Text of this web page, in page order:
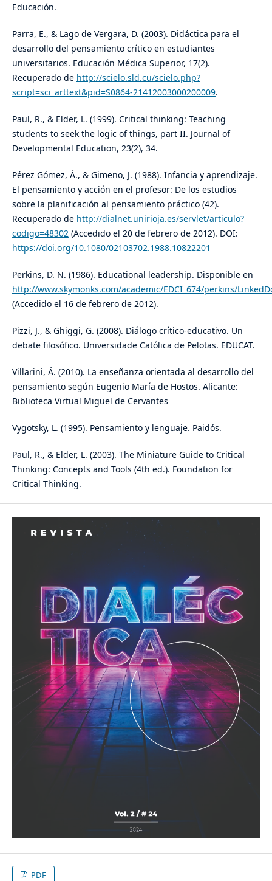
Educación.
Parra, E., & Lago de Vergara, D. (2003). Didáctica para el
desarrollo del pensamiento crítico en estudiantes
universitarios. Educación Médica Superior, 17(2).
Recuperado de http://scielo.sld.cu/scielo.php?
script=sci_arttext&pid=S0864-21412003000200009.
Paul, R., & Elder, L. (1999). Critical thinking: Teaching
students to seek the logic of things, part II. Journal of
Developmental Education, 23(2), 34.
Pérez Gómez, Á., & Gimeno, J. (1988). Infancia y aprendizaje.
El pensamiento y acción en el profesor: De los estudios
sobre la planificación al pensamiento práctico (42).
Recuperado de http://dialnet.unirioja.es/servlet/articulo?
codigo=48302(Accedido el 20 de febrero de 2012). DOI:
https://doi.org/10.1080/02103702.1988.10822201
Perkins, D. N. (1986). Educational leadership. Disponible en
http://www.skymonks.com/academic/EDCI_674/perkins/
(Accedido el 16 de febrero de 2012).
Pizzi, J., & Ghiggi, G. (2008). Diálogo crítico-educativo. Un
debate filosófico. Universidade Católica de Pelotas. EDUCAT.
Villarini, Á. (2010). La enseñanza orientada al desarrollo del
pensamiento según Eugenio María de Hostos. Alicante:
Biblioteca Virtual Miguel de Cervantes
Vygotsky, L. (1995). Pensamiento y lenguaje. Paidós.
Paul, R., & Elder, L. (2003). The Miniature Guide to Critical
Thinking: Concepts and Tools (4th ed.). Foundation for
Critical Thinking.
PDF